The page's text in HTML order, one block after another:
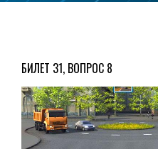
БИЛЕТ 31, ВОПРОС 8